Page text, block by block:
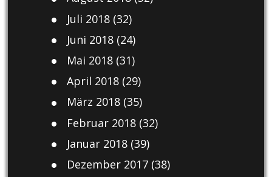
Juli 2018(32)
Juni 2018(24)
Mai 2018(31)
April 2018(29)
März 2018(35)
Februar 2018(32)
Januar 2018(39)
Dezember 2017(38)